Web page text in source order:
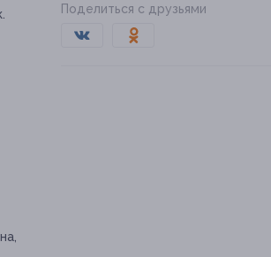
Поделиться с друзьями